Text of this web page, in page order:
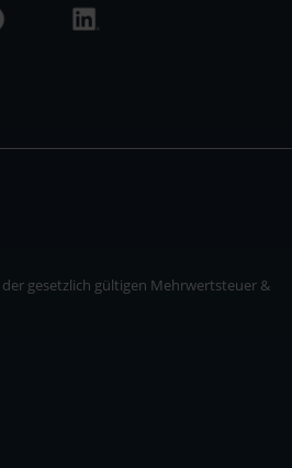
gesetzlich gültigen Mehrwertsteuer &